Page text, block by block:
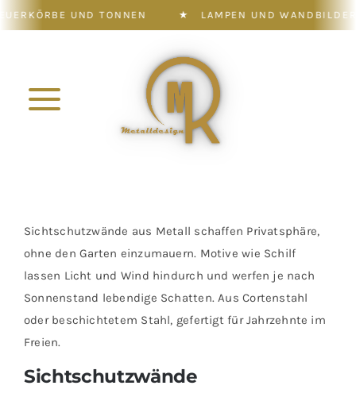
UND TONNEN ★ LAMPEN UND WANDBILDER
springen
Toggle
Galerie
Sichtschutzwände aus Metall schaffen Privatsphäre,
ohne den Garten einzumauern. Motive wie Schilf
lassen Licht und Wind hindurch und werfen je nach
Sonnenstand lebendige Schatten. Aus Cortenstahl
oder beschichtetem Stahl, gefertigt für Jahrzehnte im
Freien.
Sichtschutzwände